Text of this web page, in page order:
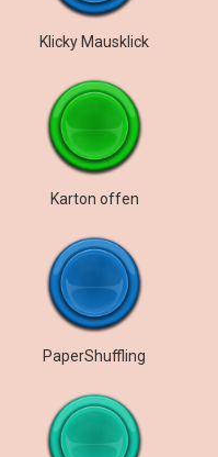
Klicky Mausklick
Karton offen
PaperShuffling